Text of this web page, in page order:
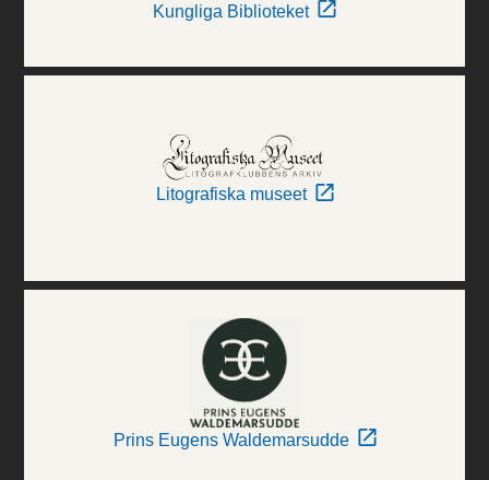
Kungliga Biblioteket
Litografiska museet
Prins Eugens Waldemarsudde